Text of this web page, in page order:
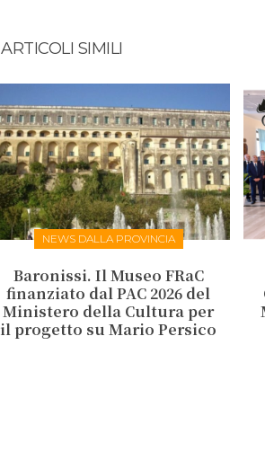
ARTICOLI SIMILI
NEWS DALLA PROVINCIA
Baronissi. Il Museo FRaC
finanziato dal PAC 2026 del
Ministero della Cultura per
il progetto su Mario Persico